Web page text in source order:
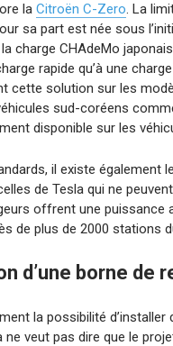
la Citroën C-Zero. La
sa part est née sous
charge CHAdeMo
rapide qu’à une
cette solution sur les
sud-coréens
disponible sur les
il existe également
de Tesla qui ne
offrent une puissance
de plus de 2000 stations
d’une borne de
la possibilité
veut pas dire que le